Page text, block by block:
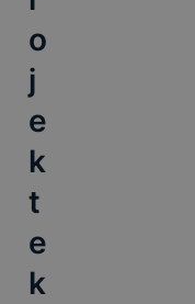
o
j
e
k
t
e
k